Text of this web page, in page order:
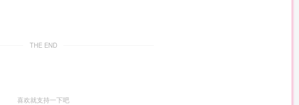
THE END
喜欢就支持一下吧